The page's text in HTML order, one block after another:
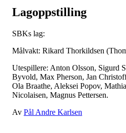
Lagoppstilling
SBKs lag:
Målvakt: Rikard Thorkildsen
Utespillere: Anton Olsson, Sigurd
Byvold, Max Pherson, Jan
Ola Braathe, Aleksei Popov,
Nicolaisen, Magnus Pettersen.
Av Pål Andre Karlsen